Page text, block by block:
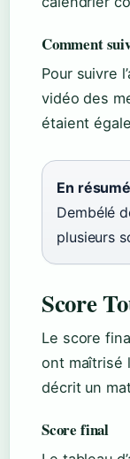
Comment
Pour suivre
vidéo des
étaient
En
Dembélé
plusieurs
Score
Le score
ont maîtrisé
décrit un
Score final